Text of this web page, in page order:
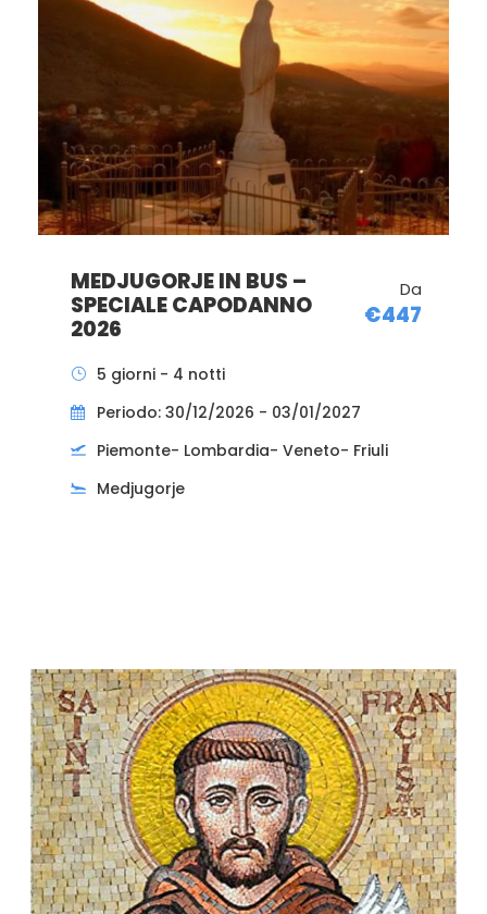
MEDJUGORJE IN BUS –
SPECIALE
IMMACOLATA 2026
Da
€402
5 giorni - 4 notti
Periodo: 05/12/2026 - 09/12/2026
Piemonte- Lombardia- Veneto- Friuli
Medjugorje